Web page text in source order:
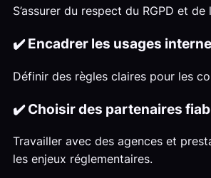
S’assurer du respect du RGPD et
✔️ Encadrer les usages
Définir des règles claires pour les
✔️ Choisir des partenaires
Travailler avec des agences et
les enjeux réglementaires.